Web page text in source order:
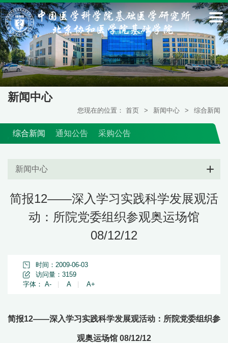
新闻中心
您现在的位置： 首页 > 新闻中心 > 综合新闻
综合新闻 通知公告 采购公告
新闻中心
简报12——深入学习实践科学发展观活
动：所院党委组织参观奥运场馆
08/12/12
时间：2009-06-03
访问量： 3159
字体： A- A A+
简报12——深入学习实践科学发展观活动：所院党委组织参
观奥运场馆 08/12/12